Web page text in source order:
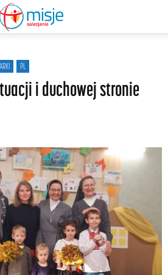
PL
i duchowej stronie